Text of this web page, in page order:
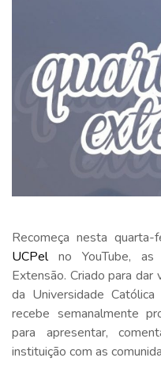
Recomeça nesta
UCPelno YouTube, as
Extensão. Criado para
da Universidade
recebe semanalmente
para apresentar,
instituição com as